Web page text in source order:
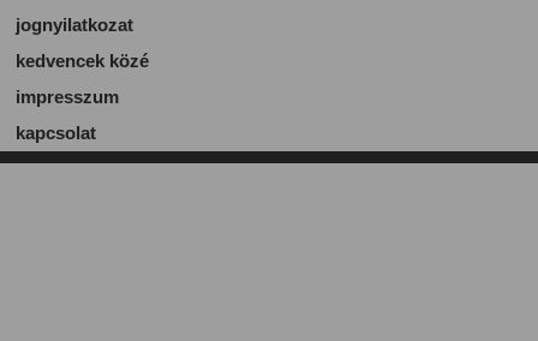
jognyilatkozat
kedvencek közé
impresszum
kapcsolat